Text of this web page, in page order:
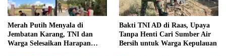
Merah Putih Menyala di
Jembatan Karang, TNI dan
Warga Selesaikan Harapan
Bakti TNI AD di Raas, Upaya
Tanpa Henti Cari Sumber Air
Bersih untuk Warga Kepulauan